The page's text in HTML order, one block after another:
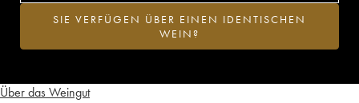
Über das Weingut
SIE VERFÜGEN ÜBER EINEN IDENTISCHEN
WEIN?